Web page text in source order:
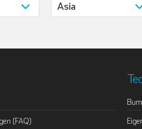
(FAQ)